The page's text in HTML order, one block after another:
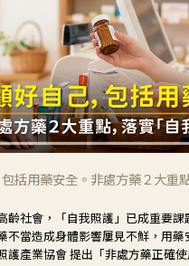
括用藥安全。非處方藥２大重
齡社會，「自我照護」已成重要
不當造成身體影響屢見不鮮，用
護產業協會 提出「非處方藥正確